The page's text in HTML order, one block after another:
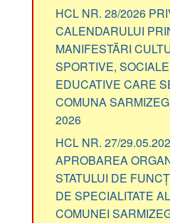
HCL NR. 28/2026
CALENDARULUI
MANIFESTĂRI
SPORTIVE,
EDUCATIVE CARE
COMUNA
2026
HCL NR. 27/
APROBAREA
STATULUI DE
DE SPECIALITATE
COMUNEI